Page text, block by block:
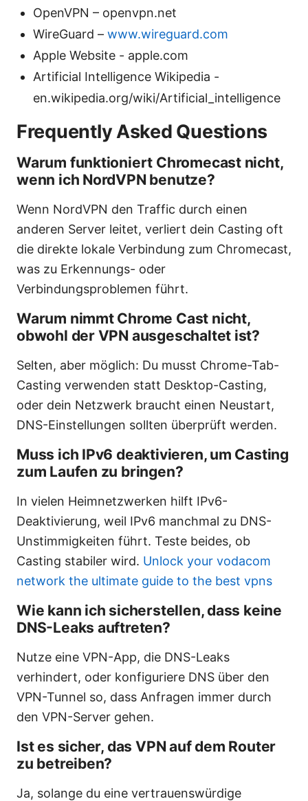
OpenVPN – openvpn.net
WireGuard – www.wireguard.com
Apple Website - apple.com
Artificial Intelligence Wikipedia -
en.wikipedia.org/wiki/Artificial_intelligence
Frequently Asked Questions
Warum funktioniert Chromecast nicht,
wenn ich NordVPN benutze?
Wenn NordVPN den Traffic durch einen
anderen Server leitet, verliert dein Casting oft
die direkte lokale Verbindung zum Chromecast,
was zu Erkennungs- oder
Verbindungsproblemen führt.
Warum nimmt Chrome Cast nicht,
obwohl der VPN ausgeschaltet ist?
Selten, aber möglich: Du musst Chrome-Tab-
Casting verwenden statt Desktop-Casting,
oder dein Netzwerk braucht einen Neustart,
DNS-Einstellungen sollten überprüft werden.
Muss ich IPv6 deaktivieren, um Casting
zum Laufen zu bringen?
In vielen Heimnetzwerken hilft IPv6-
Deaktivierung, weil IPv6 manchmal zu DNS-
Unstimmigkeiten führt. Teste beides, ob
Casting stabiler wird. Unlock your vodacom
network the ultimate guide to the best vpns
Wie kann ich sicherstellen, dass keine
DNS-Leaks auftreten?
Nutze eine VPN-App, die DNS-Leaks
verhindert, oder konfiguriere DNS über den
VPN-Tunnel so, dass Anfragen immer durch
den VPN-Server gehen.
Ist es sicher, das VPN auf dem Router
zu betreiben?
Ja, solange du eine vertrauenswürdige